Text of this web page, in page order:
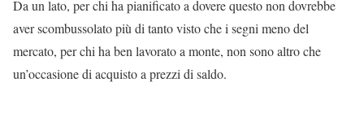
Da un lato, per chi ha pianificato a dovere questo non dovrebbe
aver scombussolato più di tanto visto che i segni meno del
mercato, per chi ha ben lavorato a monte, non sono altro che
un’occasione di acquisto a prezzi di saldo.